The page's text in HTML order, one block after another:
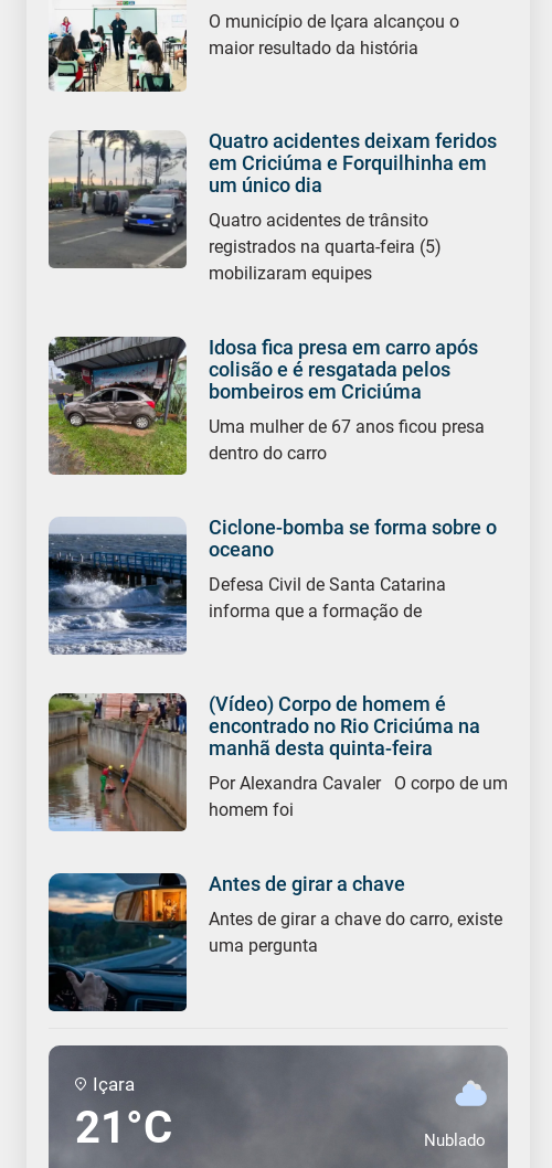
O município de Içara alcançou o
maior resultado da história
Quatro acidentes deixam feridos
em Criciúma e Forquilhinha em
um único dia
Quatro acidentes de trânsito
registrados na quarta-feira (5)
mobilizaram equipes
Idosa fica presa em carro após
colisão e é resgatada pelos
bombeiros em Criciúma
Uma mulher de 67 anos ficou presa
dentro do carro
Ciclone-bomba se forma sobre o
oceano
Defesa Civil de Santa Catarina
informa que a formação de
(Vídeo) Corpo de homem é
encontrado no Rio Criciúma na
manhã desta quinta-feira
Por Alexandra Cavaler O corpo de um
homem foi
Antes de girar a chave
Antes de girar a chave do carro, existe
uma pergunta
Içara
21°C Nublado